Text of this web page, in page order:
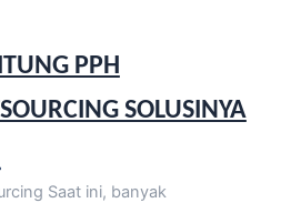
PPH
SOLUSINYA
Saat ini, banyak